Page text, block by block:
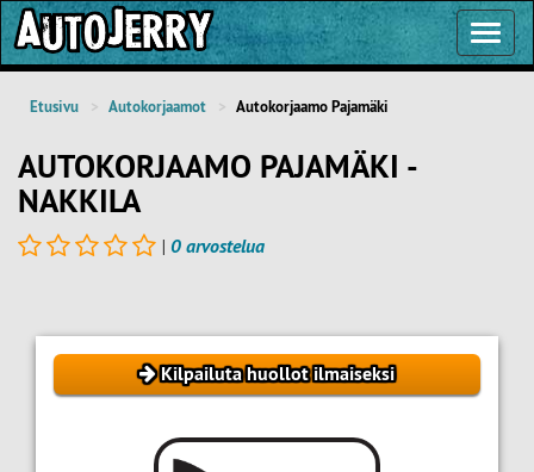
Etusivu Autokorjaamot Autokorjaamo Pajamäki
AUTOKORJAAMO PAJAMÄKI -
NAKKILA
| 0 arvostelua
Kilpailuta huollot ilmaiseksi